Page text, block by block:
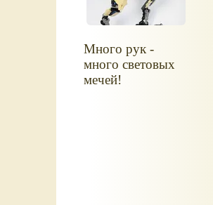
Много рук -
много световых
мечей!